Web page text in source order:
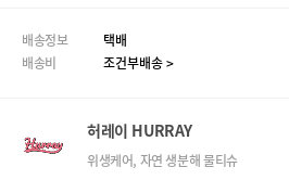
배송정보
택배
배송비
조건부배송 >
허레이 HURRAY
위생케어, 자연 생분해 물티슈